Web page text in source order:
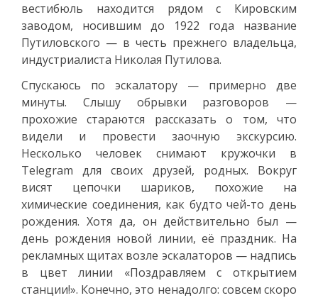
вестибюль находится рядом с Кировским
заводом, носившим до 1922 года название
Путиловского — в честь прежнего владельца,
индустриалиста Николая Путилова.
Спускаюсь по эскалатору — примерно две
минуты. Слышу обрывки разговоров —
прохожие стараются рассказать о том, что
видели и провести заочную экскурсию.
Несколько человек снимают кружочки в
Telegram для своих друзей, родных. Вокруг
висят цепочки шариков, похожие на
химические соединения, как будто чей-то день
рождения. Хотя да, он действительно был —
день рождения новой линии, её праздник. На
рекламных щитах возле эскалаторов — надпись
в цвет линии «Поздравляем с открытием
станции!». Конечно, это ненадолго: совсем скоро